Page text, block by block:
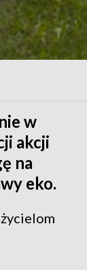
w
akcji
na
eko.